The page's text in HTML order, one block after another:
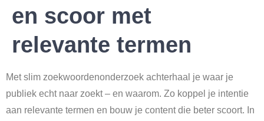
en scoor met
relevante termen
Met slim zoekwoordenonderzoek achterhaal je waar je
publiek echt naar zoekt – en waarom. Zo koppel je intentie
aan relevante termen en bouw je content die beter scoort. In